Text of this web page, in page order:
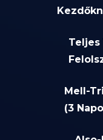
Teljes
Mell-
(3